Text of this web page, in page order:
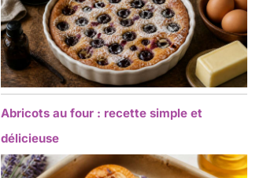
Abricots au four : recette simple et
délicieuse